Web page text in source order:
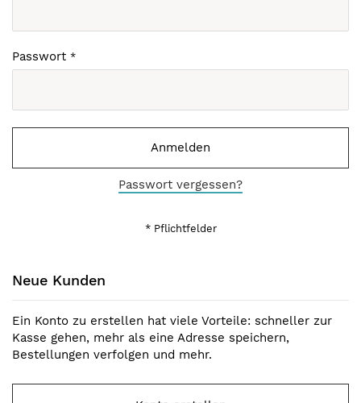
Passwort
Anmelden
Passwort vergessen?
Neue Kunden
Ein Konto zu erstellen hat viele Vorteile: schneller zur
Kasse gehen, mehr als eine Adresse speichern,
Bestellungen verfolgen und mehr.